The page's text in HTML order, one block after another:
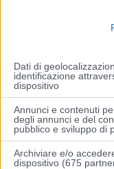
Dati di
identificazione
dispositivo
Annunci e contenuti
degli annunci e del
pubblico e sviluppo di
Archiviare e/o
dispositivo (675